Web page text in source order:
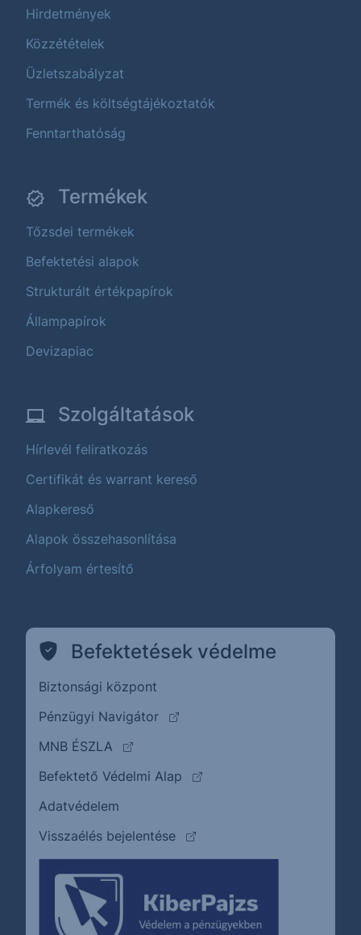
Hirdetmények
Közzétételek
Üzletszabályzat
Termék és költségtájékoztatók
Fenntarthatóság
Termékek
Tőzsdei termékek
Befektetési alapok
Strukturált értékpapírok
Állampapírok
Devizapiac
Szolgáltatások
Hírlevél feliratkozás
Certifikát és warrant kereső
Alapkereső
Alapok összehasonlítása
Árfolyam értesítő
Befektetések védelme
Biztonsági központ
Pénzügyi Navigátor
(külső oldalra ugrik)
MNB ÉSZLA
(külső oldalra ugrik)
Befektető Védelmi Alap
(külső oldalra ugrik)
Adatvédelem
Visszaélés bejelentése
(külső oldalra ugrik)